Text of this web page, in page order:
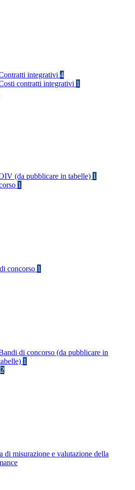
integrativi 4
contratti integrativi 1
(da pubblicare in tabelle) 1
1
concorso 1
di concorso (da pubblicare in
1
2
di misurazione e valutazione della